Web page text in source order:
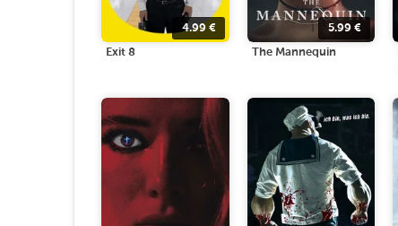
4.99€
Exit 8
5.99 €
The Mannequin